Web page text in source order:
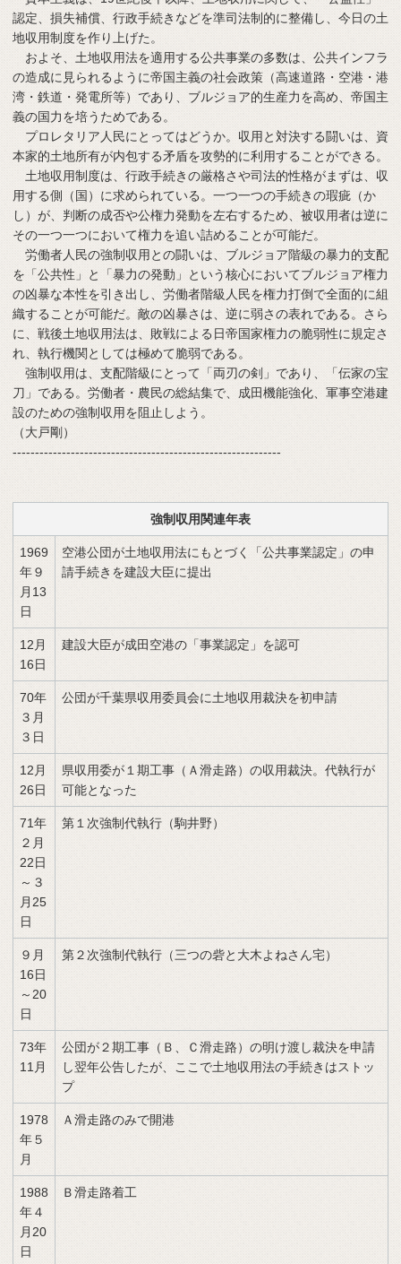
認定、損失補償、行政手続きなどを準司法制的に整備し、今日の土
地収用制度を作り上げた。
およそ、土地収用法を適用する公共事業の多数は、公共インフラ
の造成に見られるように帝国主義の社会政策（高速道路・空港・港
湾・鉄道・発電所等）であり、ブルジョア的生産力を高め、帝国主
義の国力を培うためである。
プロレタリア人民にとってはどうか。収用と対決する闘いは、資
本家的土地所有が内包する矛盾を攻勢的に利用することができる。
土地収用制度は、行政手続きの厳格さや司法的性格がまずは、収
用する側（国）に求められている。一つ一つの手続きの瑕疵（か
し）が、判断の成否や公権力発動を左右するため、被収用者は逆に
その一つ一つにおいて権力を追い詰めることが可能だ。
労働者人民の強制収用との闘いは、ブルジョア階級の暴力的支配
を「公共性」と「暴力の発動」という核心においてブルジョア権力
の凶暴な本性を引き出し、労働者階級人民を権力打倒で全面的に組
織することが可能だ。敵の凶暴さは、逆に弱さの表れである。さら
に、戦後土地収用法は、敗戦による日帝国家権力の脆弱性に規定さ
れ、執行機関としては極めて脆弱である。
強制収用は、支配階級にとって「両刃の剣」であり、「伝家の宝
刀」である。労働者・農民の総結集で、成田機能強化、軍事空港建
設のための強制収用を阻止しよう。
（大戸剛）
------------------------------------------------------------
強制収用関連年表
1969
年９
月13
日
空港公団が土地収用法にもとづく「公共事業認定」の申
請手続きを建設大臣に提出
12月
16日
建設大臣が成田空港の「事業認定」を認可
70年
３月
３日
公団が千葉県収用委員会に土地収用裁決を初申請
12月
26日
県収用委が１期工事（Ａ滑走路）の収用裁決。代執行が
可能となった
71年
２月
22日
～３
月25
日
第１次強制代執行（駒井野）
９月
16日
～20
日
第２次強制代執行（三つの砦と大木よねさん宅）
73年
11月
公団が２期工事（Ｂ、Ｃ滑走路）の明け渡し裁決を申請
し翌年公告したが、ここで土地収用法の手続きはストッ
プ
1978
年５
月
Ａ滑走路のみで開港
1988
年４
月20
日
Ｂ滑走路着工